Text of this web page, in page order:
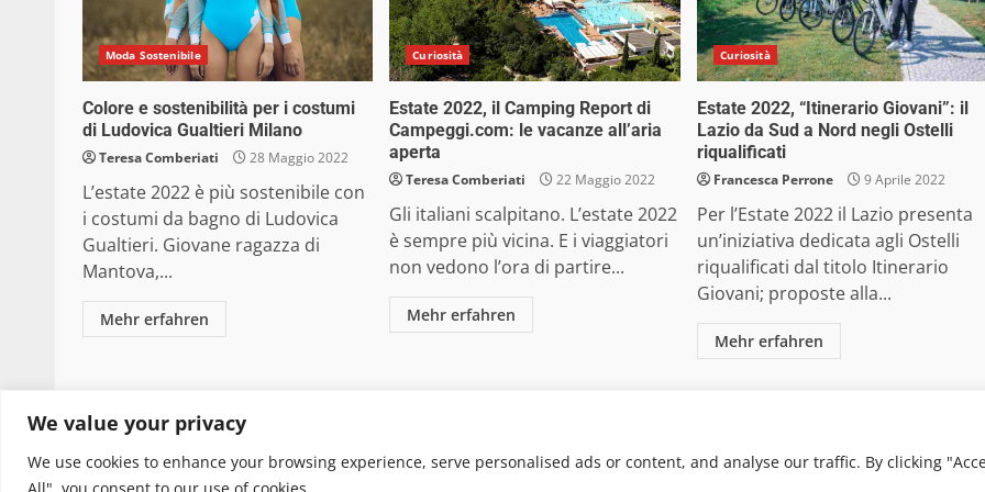
We value your privacy
We use cookies to enhance your browsing experience, serve personalised ads or content, and analyse our traffic. By clicking
All", you consent to our use of cookies.
Moda Sostenibile
Colore e sostenibilità per i costumi
di Ludovica Gualtieri Milano
Teresa Comberiati 28 Maggio 2022
L’estate 2022 è più sostenibile con
i costumi da bagno di Ludovica
Gualtieri. Giovane ragazza di
Mantova,...
Mehr erfahren
Curiosità
Estate 2022, il Camping Report di
Campeggi.com: le vacanze all’aria
aperta
Teresa Comberiati 22 Maggio 2022
Gli italiani scalpitano. L’estate 2022
è sempre più vicina. E i viaggiatori
non vedono l’ora di partire...
Mehr erfahren
Curiosità
Estate 2022, “Itinerario Giovani”: il
Lazio da Sud a Nord negli Ostelli
riqualificati
Francesca Perrone 9 Aprile 2022
Per l’Estate 2022 il Lazio presenta
un’iniziativa dedicata agli Ostelli
riqualificati dal titolo Itinerario
Giovani; proposte alla...
Mehr erfahren
Copyright © 2025 Biopianeta.it proprietà di Jws Media Srl - Via Cavour 310 - 00184 Roma - P.Iva
quanto viene aggiornato senza alcuna periodicità. Non può pertanto considerarsi un prodotto editoriale ai
von AF themes.